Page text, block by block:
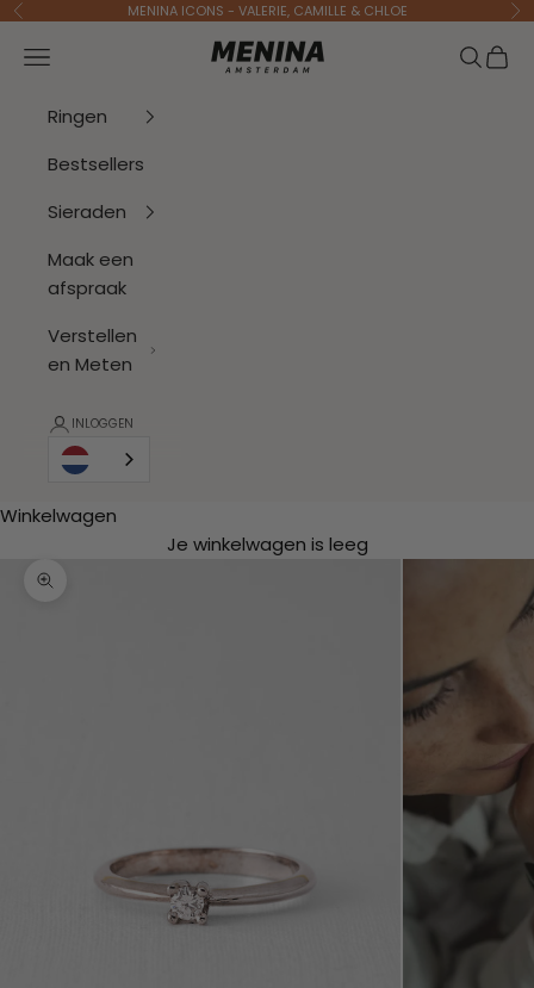
Naar inhoud
Vorige MENINA ICONS - VALERIE, CAMILLE & CHLOE
Menina Amsterdam
Navigatiemenu openen Zoeken
Ringen
Bestsellers
Sieraden
Maak een
afspraak
Verstellen
en Meten
INLOGGEN
Winkelwagen
Je winkelwagen is leeg
In-/uitzoomen